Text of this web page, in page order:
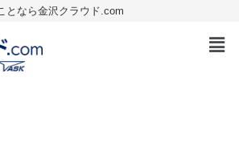
となら金沢クラウド.com